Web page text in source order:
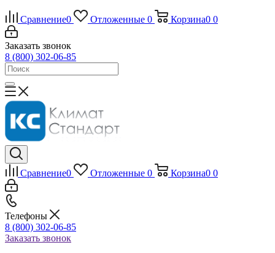
Сравнение0 Отложенные 0 Корзина0 0
Заказать звонок
8 (800) 302-06-85
Сравнение0 Отложенные 0 Корзина0 0
Телефоны
8 (800) 302-06-85
Заказать звонок